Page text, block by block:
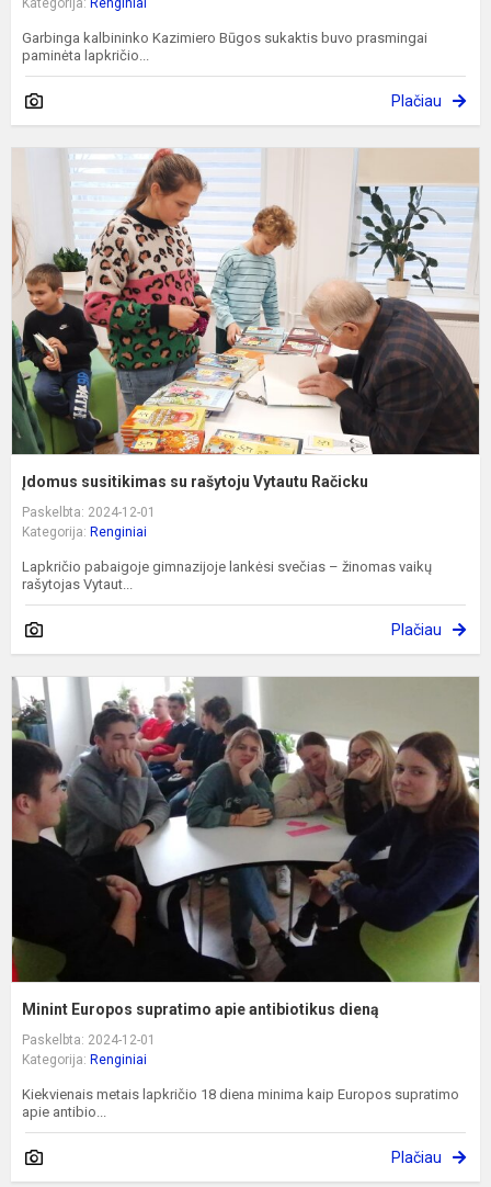
Kategorija: Renginiai
Garbinga kalbininko Kazimiero Būgos sukaktis buvo prasmingai
paminėta lapkričio...
Plačiau
Įdomus susitikimas su rašytoju Vytautu Račicku
Paskelbta: 2024-12-01
Kategorija: Renginiai
Lapkričio pabaigoje gimnazijoje lankėsi svečias – žinomas vaikų
rašytojas Vytaut...
Plačiau
Minint Europos supratimo apie antibiotikus dieną
Paskelbta: 2024-12-01
Kategorija: Renginiai
Kiekvienais metais lapkričio 18 diena minima kaip Europos supratimo
apie antibio...
Plačiau